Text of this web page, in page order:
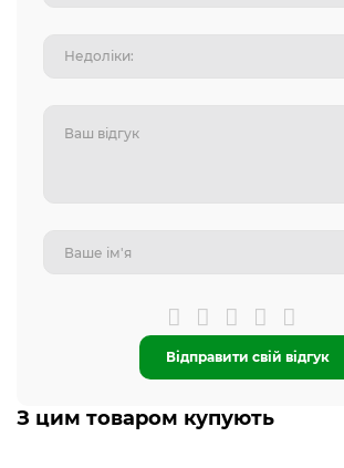
Відправити свій відгук
З цим товаром купують